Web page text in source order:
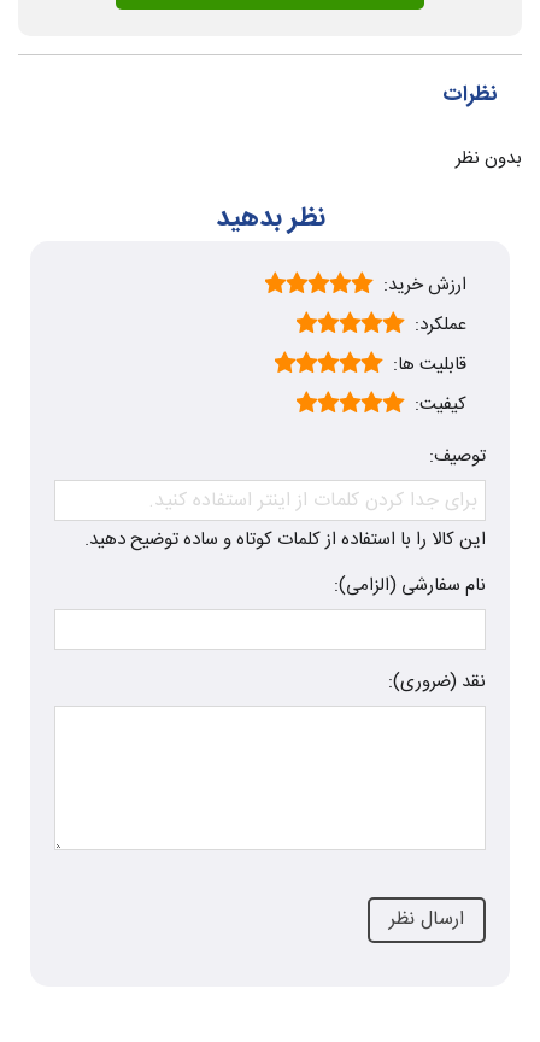
نظرات
بدون نظر
نظر بدهید
ارزش خرید:
عملکرد:
قابلیت ها:
کیفیت:
توصیف:
این کالا را با استفاده از کلمات کوتاه و ساده توضیح دهید.
نام سفارشی (الزامی):
نقد (ضروری):